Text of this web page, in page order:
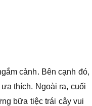
cảnh. Bên cạnh đó,
thích. Ngoài ra, cuối
bữa tiệc trái cây vui